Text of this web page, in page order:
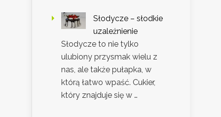
Słodycze – słodkie
uzależnienie
Słodycze to nie tylko
ulubiony przysmak wielu z
nas, ale także pułapka, w
którą łatwo wpaść. Cukier,
który znajduje się w …